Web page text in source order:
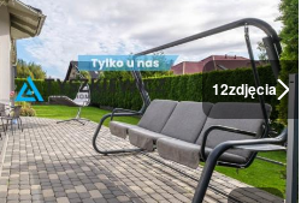
12zdjęcia